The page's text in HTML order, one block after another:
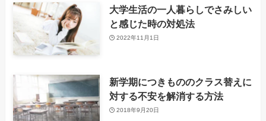
大学生活の一人暮らしでさみしい
と感じた時の対処法
2022年11月1日
新学期につきもののクラス替えに
対する不安を解消する方法
2018年9月20日